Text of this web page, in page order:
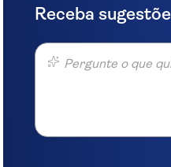
Receba
Pergunte o que quiser...